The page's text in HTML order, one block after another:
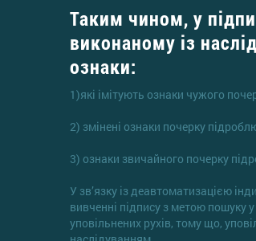
Таким чином, у
виконаному із
ознаки:
1)які імітують ознаки чужого
2) змінені ознаки почерку
3) ознаки звичайного почерку
У зв’язку із деавтоматизацією
вивченні підпису з метою пошуку
уповільнених рухів, тому що,